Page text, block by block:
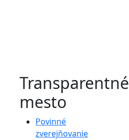
Transparentné
mesto
Povinné
zverejňovanie